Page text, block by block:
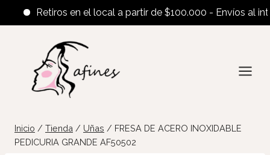
Retiros en el local a partir de $100.000 - Envíos al
contenido
Inicio / Tienda / Uñas / FRESA DE ACERO INOXIDABLE
PEDICURIA GRANDE AF50502